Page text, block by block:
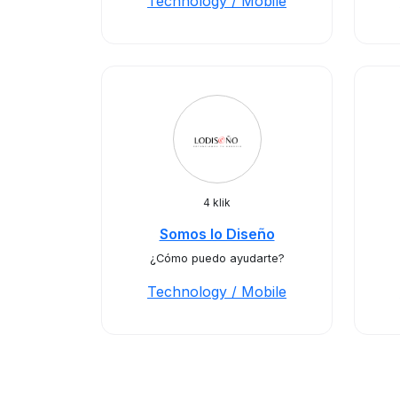
4 klik
Somos lo Diseño
¿Cómo puedo ayudarte?
Technology / Mobile